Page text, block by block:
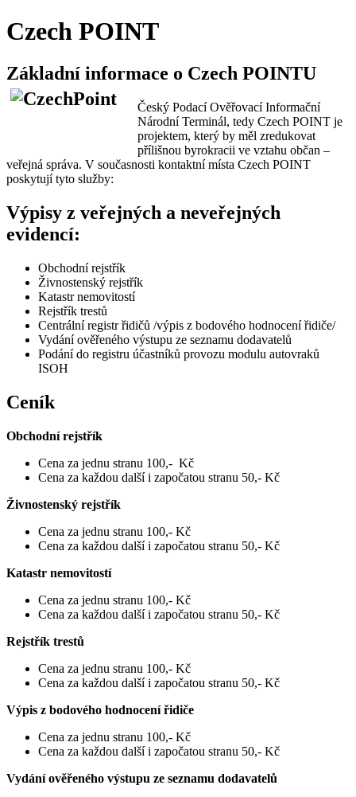
Czech POINT
Základní informace o Czech POINTU
Český Podací Ověřovací Informační
Národní Terminál, tedy Czech POINT je
projektem, který by měl zredukovat
přílišnou byrokracii ve vztahu občan –
veřejná správa. V současnosti kontaktní místa Czech POINT
poskytují tyto služby:
Výpisy z veřejných a neveřejných
evidencí:
Obchodní rejstřík
Živnostenský rejstřík
Katastr nemovitostí
Rejstřík trestů
Centrální registr řidičů /výpis z bodového hodnocení řidiče/
Vydání ověřeného výstupu ze seznamu dodavatelů
Podání do registru účastníků provozu modulu autovraků
ISOH
Ceník
Obchodní rejstřík
Cena za jednu stranu 100,- Kč
Cena za každou další i započatou stranu 50,- Kč
Živnostenský rejstřík
Cena za jednu stranu 100,- Kč
Cena za každou další i započatou stranu 50,- Kč
Katastr nemovitostí
Cena za jednu stranu 100,- Kč
Cena za každou další i započatou stranu 50,- Kč
Rejstřík trestů
Cena za jednu stranu 100,- Kč
Cena za každou další i započatou stranu 50,- Kč
Výpis z bodového hodnocení řidiče
Cena za jednu stranu 100,- Kč
Cena za každou další i započatou stranu 50,- Kč
Vydání ověřeného výstupu ze seznamu dodavatelů